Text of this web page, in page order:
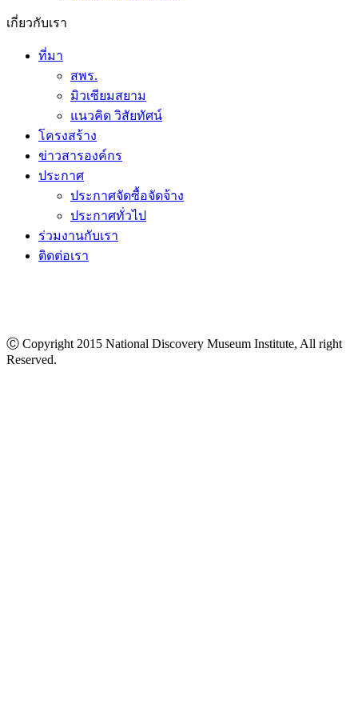
เกี่ยวกับเรา
ที่มา
สพร.
มิวเซียมสยาม
แนวคิด วิสัยทัศน์
โครงสร้าง
ข่าวสารองค์กร
ประกาศ
ประกาศจัดซื้อจัดจ้าง
ประกาศทั่วไป
ร่วมงานกับเรา
ติดต่อเรา
Ⓒ Copyright 2015 National Discovery Museum Institute, All right
Reserved.